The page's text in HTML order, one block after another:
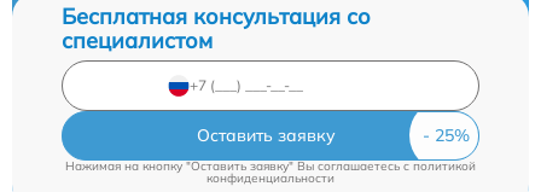
Бесплатная консультация со
специалистом
Оставить заявку
Нажимая на кнопку "Оставить заявку" Вы соглашаетесь cполитикой
конфиденциальности